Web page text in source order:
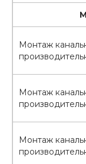
Монтаж
Монтаж
Монтаж